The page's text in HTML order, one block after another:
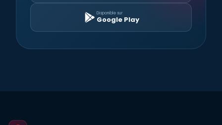
Disponible sur
Google Play